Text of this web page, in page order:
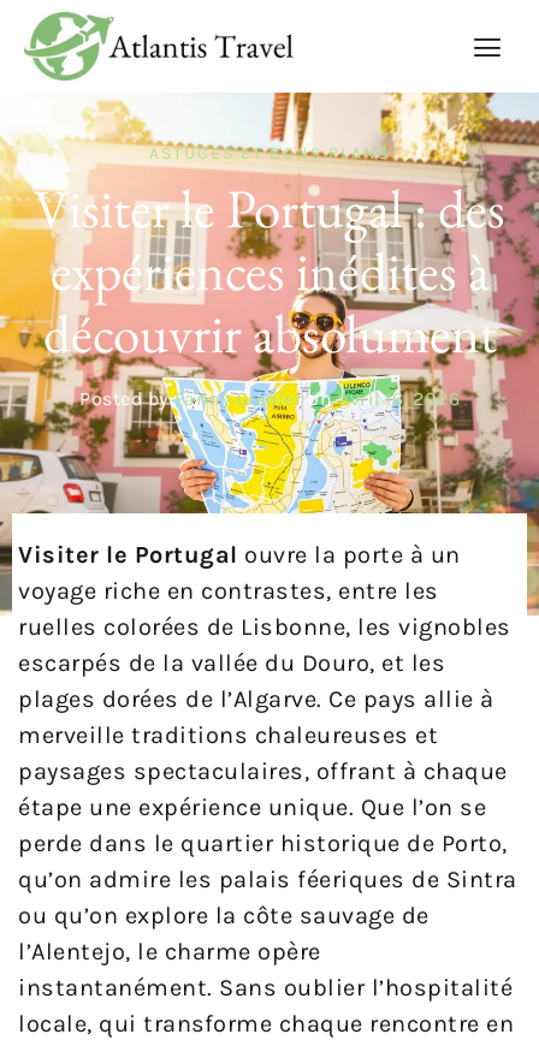
ASTUCES ET BONS PLANS
Visiter le Portugal : des
expériences inédites à
découvrir absolument
Posted by Fanny Gredier on avril 16, 2026
Visiter le Portugal ouvre la porte à un
voyage riche en contrastes, entre les
ruelles colorées de Lisbonne, les vignobles
escarpés de la vallée du Douro, et les
plages dorées de l’Algarve. Ce pays allie à
merveille traditions chaleureuses et
paysages spectaculaires, offrant à chaque
étape une expérience unique. Que l’on se
perde dans le quartier historique de Porto,
qu’on admire les palais féeriques de Sintra
ou qu’on explore la côte sauvage de
l’Alentejo, le charme opère
instantanément. Sans oublier l’hospitalité
locale, qui transforme chaque rencontre en